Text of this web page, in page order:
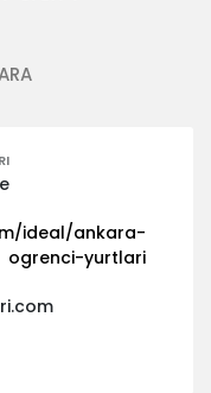
ideal/ankara-
ogrenci-yurtlari